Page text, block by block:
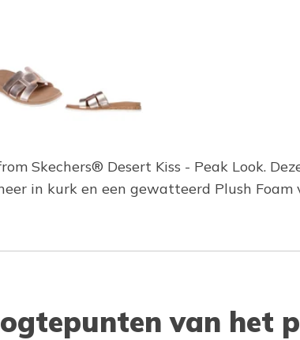
Skechers® Desert Kiss - Peak Look.
in kurk en een gewatteerd Plush Foam
van het